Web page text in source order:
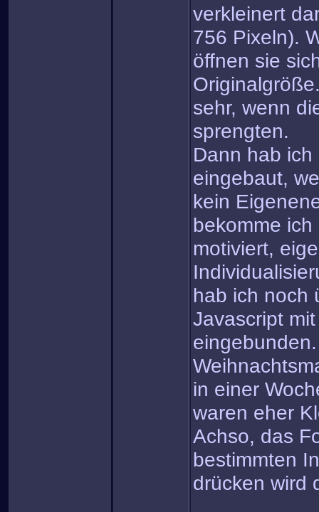
verkleinert
756 Pixeln).
öffnen sie
sehr, wenn
sprengten.
Dann hab
eingebaut,
kein
bekomme
motiviert,
hab ich noch
Javascript
in einer
waren eher
Achso, das
bestimmten
drücken wird